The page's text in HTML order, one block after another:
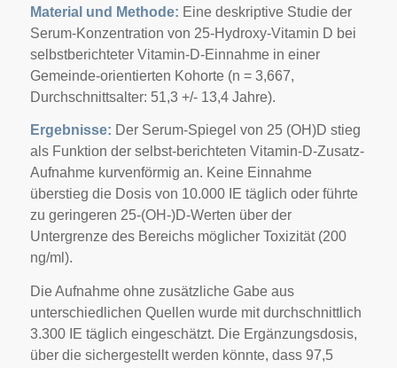
Material und Methode: Eine deskriptive Studie der
Serum-Konzentration von 25-Hydroxy-Vitamin D bei
selbstberichteter Vitamin-D-Einnahme in einer
Gemeinde-orientierten Kohorte (n = 3,667,
Durchschnittsalter: 51,3 +/- 13,4 Jahre).
Ergebnisse: Der Serum-Spiegel von 25 (OH)D stieg
als Funktion der selbst-berichteten Vitamin-D-Zusatz-
Aufnahme kurvenförmig an. Keine Einnahme
überstieg die Dosis von 10.000 IE täglich oder führte
zu geringeren 25-(OH-)D-Werten über der
Untergrenze des Bereichs möglicher Toxizität (200
ng/ml).
Die Aufnahme ohne zusätzliche Gabe aus
unterschiedlichen Quellen wurde mit durchschnittlich
3.300 IE täglich eingeschätzt. Die Ergänzungsdosis,
über die sichergestellt werden könnte, dass 97,5